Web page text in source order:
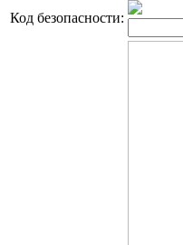
Код безопасности: